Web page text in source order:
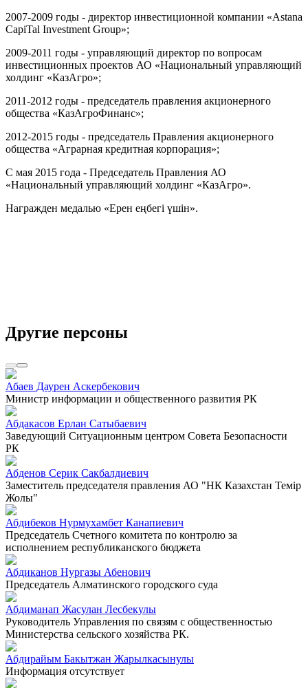
2007-2009 годы - директор инвестиционной компании «Astana
CapiTal Investment Group»;
2009-2011 годы - управляющий директор по вопросам
инвестиционных проектов АО «Национальный управляющий
холдинг «КазАгро»;
2011-2012 годы - председатель правления акционерного
общества «КазАгроФинанс»;
2012-2015 годы - председатель Правления акционерного
общества «Аграрная кредитная корпорация»;
С мая 2015 года - Председатель Правления АО
«Национальный управляющий холдинг «КазАгро».
Награжден медалью «Ерен еңбегі үшін».
Другие персоны
Абаев Даурен Аскербекович
Министр информации и общественного развития РК
Абдакасов Ерлан Сатыбаевич
Заведующий Ситуационным центром Совета Безопасности
РК
Абденов Серик Сакбалдиевич
Заместитель председателя правления АО "НК Казахстан Темiр
Жолы"
Абдибеков Нурмухамбет Канапиевич
Председатель Счетного комитета по контролю за
исполнением республиканского бюджета
Абдиканов Нургазы Абенович
Председатель Алматинского городского суда
Абдиманап Жасулан Лесбекулы
Руководитель Управления по связям с общественностью
Министерства сельского хозяйства РК.
Абдирайым Бакытжан Жарылкасынулы
Информация отсутствует